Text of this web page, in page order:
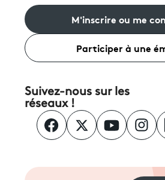
M'inscrire ou me
Participer à une
Suivez-nous sur les
réseaux !